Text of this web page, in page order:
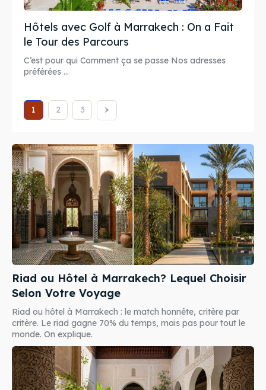
Hôtels avec Golf à Marrakech : On a Fait
le Tour des Parcours
C’est pour qui Comment ça se passe Nos adresses
préférées ...
1 2 3
Riad ou Hôtel à Marrakech? Lequel Choisir
Selon Votre Voyage
Riad ou hôtel à Marrakech : le match honnête, critère par
critère. Le riad gagne 70% du temps, mais pas pour tout le
monde. On explique.